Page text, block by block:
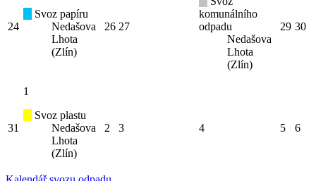
24
Svoz papíru
Nedašova
Lhota
(Zlín)
26 27
komunálního
odpadu
Nedašova
Lhota
(Zlín)
29 30
31
1
Svoz plastu
Nedašova
Lhota
(Zlín)
2 3 4 5 6